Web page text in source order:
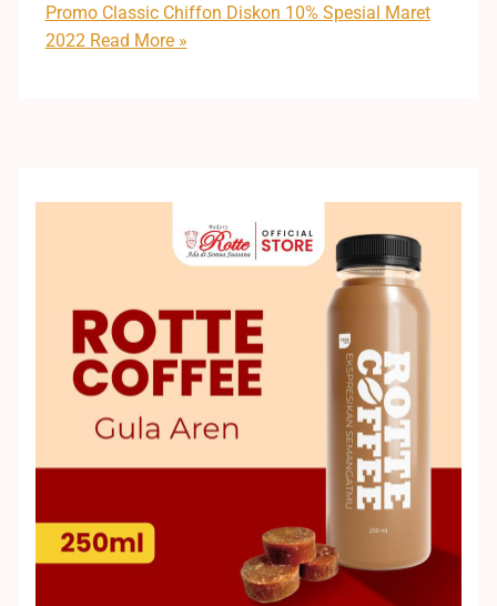
Promo Classic Chiffon Diskon 10% Spesial Maret
2022 Read More »